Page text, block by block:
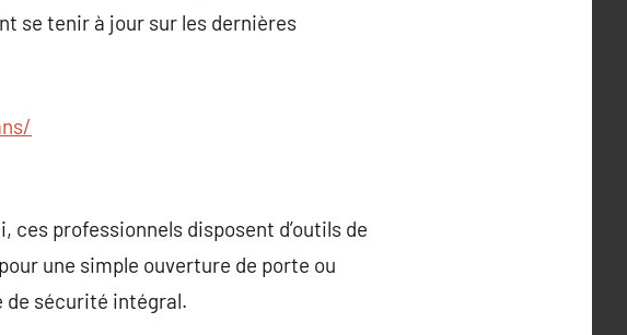
se tenir à jour sur les dernières
ces professionnels disposent d’outils de
une simple ouverture de porte ou
de sécurité intégral.